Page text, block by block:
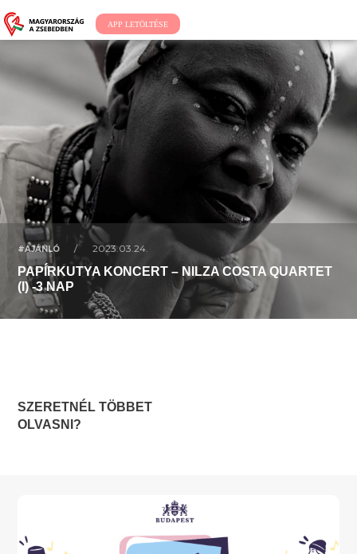
APP LETÖLTÉSE
#AJÁNLÓ / 2023.03.24.
PAPÍRKUTYA KONCERT – NILZA COSTA QUARTET
(I) -3 NAP
SZERETNÉL TÖBBET
OLVASNI?